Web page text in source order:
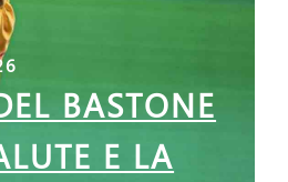
BASTONE
E LA